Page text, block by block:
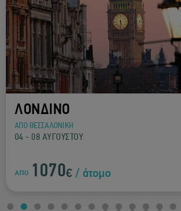
ΛΟΝΔΙΝΟ
ΑΠΟ ΘΕΣΣΑΛΟΝΙΚΗ
04 - 08 ΑΥΓΟΥΣΤΟΥ
ΑΠΟ 1070€ / άτομο